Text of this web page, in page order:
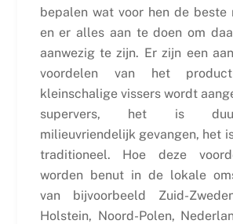
bepalen wat voor hen de beste
en er alles aan te doen om
aanwezig te zijn. Er zijn een
voordelen van het
kleinschalige vissers wordt
supervers, het is
milieuvriendelijk gevangen, het
traditioneel. Hoe deze
worden benut in de lokale
van bijvoorbeeld Zuid-
Holstein, Noord-Polen,